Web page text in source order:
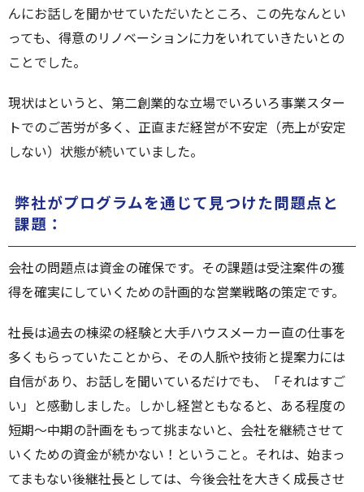
んにお話しを聞かせていただいたところ、この先なんとい
っても、得意のリノベーションに力をいれていきたいとの
ことでした。
現状はというと、第二創業的な立場でいろいろ事業スター
トでのご苦労が多く、正直まだ経営が不安定（売上が安定
しない）状態が続いていました。
弊社がプログラムを通じて見つけた問題点と
課題：
会社の問題点は資金の確保です。その課題は受注案件の獲
得を確実にしていくための計画的な営業戦略の策定です。
社長は過去の棟梁の経験と大手ハウスメーカー直の仕事を
多くもらっていたことから、その人脈や技術と提案力には
自信があり、お話しを聞いているだけでも、「それはすご
い」と感動しました。しかし経営ともなると、ある程度の
短期～中期の計画をもって挑まないと、会社を継続させて
いくための資金が続かない！ということ。それは、始まっ
てまもない後継社長としては、今後会社を大きく成長させ